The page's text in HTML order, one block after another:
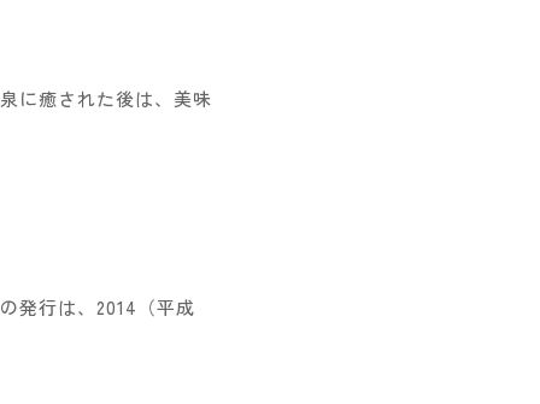
に癒された後は、美味
発行は、2014（平成